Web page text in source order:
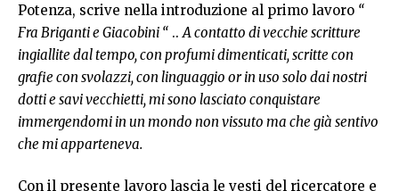
Potenza, scrive nella introduzione al primo lavoro “
Fra Briganti e Giacobini “ .. A contatto di vecchie scritture
ingiallite dal tempo, con profumi dimenticati, scritte con
grafie con svolazzi, con linguaggio or in uso solo dai nostri
dotti e savi vecchietti, mi sono lasciato conquistare
immergendomi in un mondo non vissuto ma che già sentivo
che mi apparteneva.
Con il presente lavoro lascia le vesti del ricercatore e